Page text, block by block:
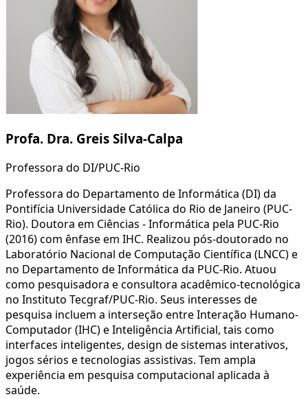
Profa. Dra. Greis Silva-Calpa
Professora do DI/PUC-Rio
Professora do Departamento de Informática (DI) da
Pontifícia Universidade Católica do Rio de Janeiro (PUC-
Rio). Doutora em Ciências - Informática pela PUC-Rio
(2016) com ênfase em IHC. Realizou pós-doutorado no
Laboratório Nacional de Computação Científica (LNCC) e
no Departamento de Informática da PUC-Rio. Atuou
como pesquisadora e consultora acadêmico-tecnológica
no Instituto Tecgraf/PUC-Rio. Seus interesses de
pesquisa incluem a interseção entre Interação Humano-
Computador (IHC) e Inteligência Artificial, tais como
interfaces inteligentes, design de sistemas interativos,
jogos sérios e tecnologias assistivas. Tem ampla
experiência em pesquisa computacional aplicada à
saúde.